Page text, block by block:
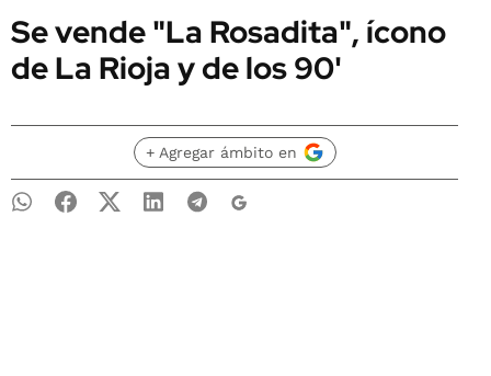
Se vende "La Rosadita", ícono
de La Rioja y de los 90'
+ Agregar ámbito en